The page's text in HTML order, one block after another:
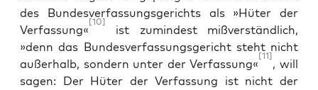
des Bun­des­ver­fas­sungs­ge­richts als »Hüter der
Ver­fas­sung«
[10]
ist zumin­dest miß­ver­ständ­lich,
»denn das Bun­des­ver­fas­sungs­ge­richt steht nicht
außer­halb, son­dern unter der Ver­fas­sung«
[11]
, will
sagen: Der Hüter der Ver­fas­sung ist nicht der